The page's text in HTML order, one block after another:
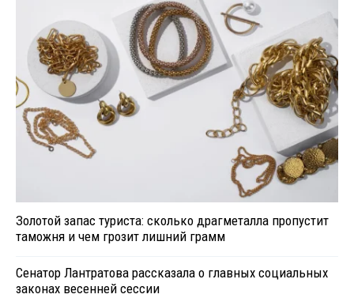
Золотой запас туриста: сколько драгметалла пропустит
таможня и чем грозит лишний грамм
Сенатор Лантратова рассказала о главных социальных
законах весенней сессии